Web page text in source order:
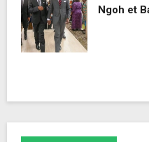
Ngoh et